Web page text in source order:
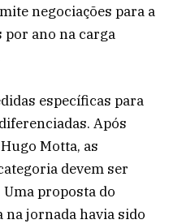
negociações para a
ano na carga
específicas para
Após
Motta, as
devem ser
proposta do
jornada havia sido